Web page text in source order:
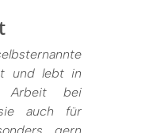
und lebt in
Arbeit bei
auch für